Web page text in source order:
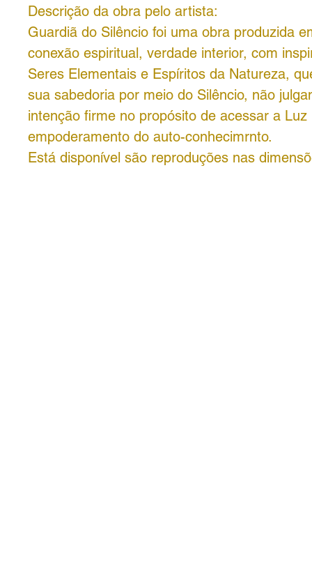
Descrição da obra pelo artista:
Guardiã do Silêncio foi uma obra produzida
conexão espiritual, verdade interior, com
Seres Elementais e Espíritos da Natureza,
sua sabedoria por meio do Silêncio, não
intenção firme no propósito de acessar a Luz
empoderamento do auto-conhecimrnto.
Está disponível são reproduções nas